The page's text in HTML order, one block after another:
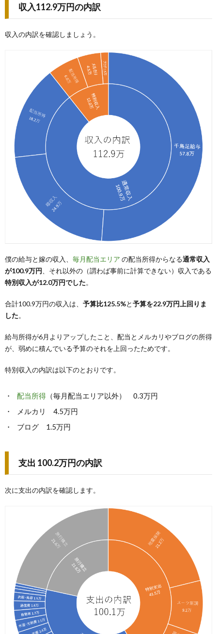
収入112.9万円の内訳
収入の内訳を確認しましょう。
僕の給与と嫁の収入、 毎月配当エリア の配当所得からなる通常収入
が100.9万円 、それ以外の（謂わば事前に計算できない）収入である
特別収入が12.0万円でした。
合計100.9万円の収入は、 予算比125.5%と予算を22.9万円上回りま
した。
給与所得が6月よりアップしたこと、配当とメルカリやブログの所得
が、弱めに積んでいる予算のそれを上回ったためです。
特別収入の内訳は以下のとおりです。
配当所得 （毎月配当エリア以外） 0.3万円
メルカリ 4.5万円
ブログ 1.5万円
支出 100.2万円の内訳
次に支出の内訳を確認します。